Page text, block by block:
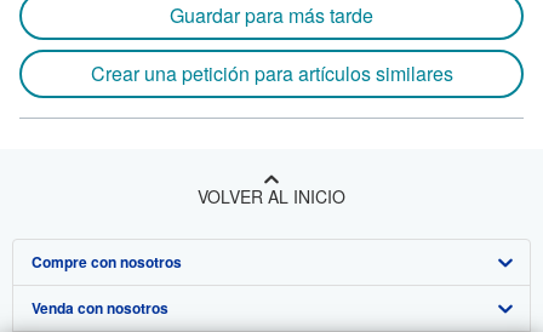
Guardar para más tarde
Crear una petición para artículos similares
VOLVER AL INICIO
Compre con nosotros
Búsqueda avanzada
Venda con nosotros